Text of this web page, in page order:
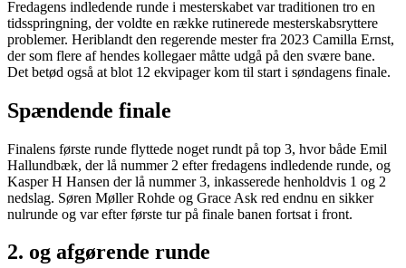
Fredagens indledende runde i mesterskabet var traditionen tro en
tidsspringning, der voldte en række rutinerede mesterskabsryttere
problemer. Heriblandt den regerende mester fra 2023 Camilla Ernst,
der som flere af hendes kollegaer måtte udgå på den svære bane.
Det betød også at blot 12 ekvipager kom til start i søndagens finale.
Spændende finale
Finalens første runde flyttede noget rundt på top 3, hvor både Emil
Hallundbæk, der lå nummer 2 efter fredagens indledende runde, og
Kasper H Hansen der lå nummer 3, inkasserede henholdvis 1 og 2
nedslag. Søren Møller Rohde og Grace Ask red endnu en sikker
nulrunde og var efter første tur på finale banen fortsat i front.
2. og afgørende runde